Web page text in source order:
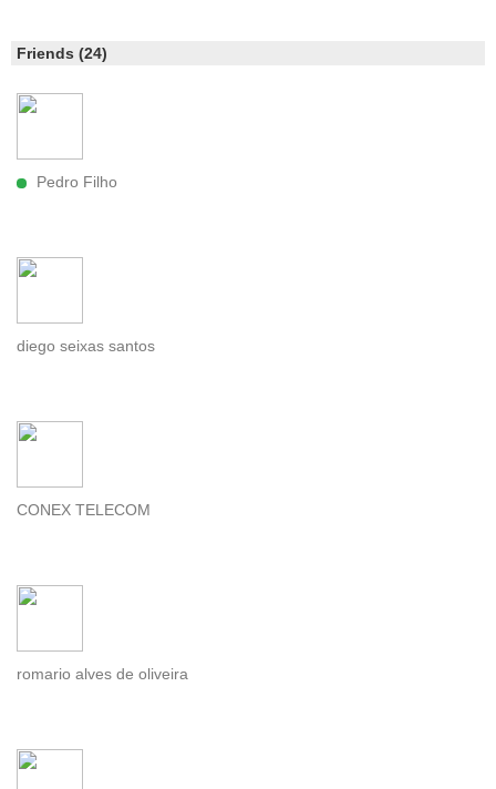
Friends (24)
Pedro Filho
diego seixas santos
CONEX TELECOM
romario alves de oliveira